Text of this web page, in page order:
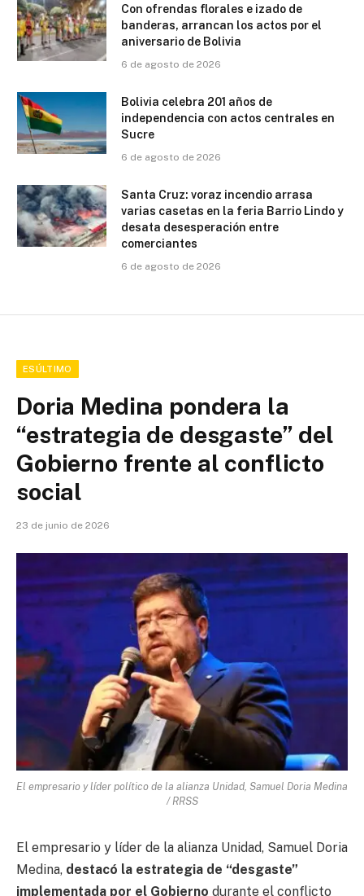
Con ofrendas florales e izado de
banderas, arrancan los actos por el
aniversario de Bolivia
6 de agosto de 2026
Bolivia celebra 201 años de
independencia con actos centrales en
Sucre
6 de agosto de 2026
Santa Cruz: voraz incendio arrasa
varias casetas en la feria Barrio Lindo y
desata desesperación entre
comerciantes
6 de agosto de 2026
ESÚLTIMO
Doria Medina pondera la
“estrategia de desgaste” del
Gobierno frente al conflicto
social
23 de junio de 2026
El empresario y líder político de la alianza Unidad, Samuel Doria Medina
/ RRSS
El empresario y líder de la alianza Unidad, Samuel Doria
Medina, destacó la estrategia de “desgaste”
implementada por el Gobierno durante el conflicto